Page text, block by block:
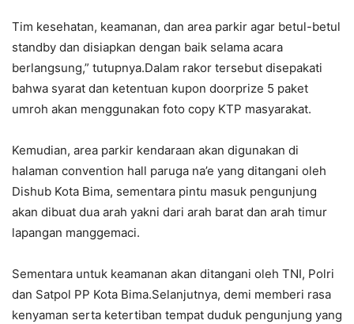
Tim kesehatan, keamanan, dan area parkir agar betul-betul
standby dan disiapkan dengan baik selama acara
berlangsung,” tutupnya.Dalam rakor tersebut disepakati
bahwa syarat dan ketentuan kupon doorprize 5 paket
umroh akan menggunakan foto copy KTP masyarakat.
Kemudian, area parkir kendaraan akan digunakan di
halaman convention hall paruga na’e yang ditangani oleh
Dishub Kota Bima, sementara pintu masuk pengunjung
akan dibuat dua arah yakni dari arah barat dan arah timur
lapangan manggemaci.
Sementara untuk keamanan akan ditangani oleh TNI, Polri
dan Satpol PP Kota Bima.Selanjutnya, demi memberi rasa
kenyaman serta ketertiban tempat duduk pengunjung yang